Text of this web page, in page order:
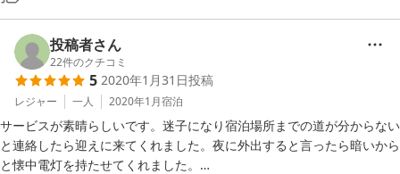
投稿者さん
22件のクチコミ
5 2020年1月31日投稿
レジャー 一人 2020年1月宿泊
サービスが素晴らしいです。迷子になり宿泊場所までの道が分からない
と連絡したら迎えに来てくれました。夜に外出すると言ったら暗いから
と懐中電灯を持たせてくれました。